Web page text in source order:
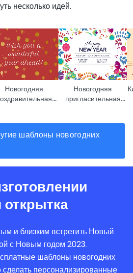
несколько идей.
Новогодняя
Новогодняя
пригласительная
шаблоны новогодних
открытка
и близким встретить Новый
с Новым годом 2023.
шаблоны новогодних
сделать персонализированные